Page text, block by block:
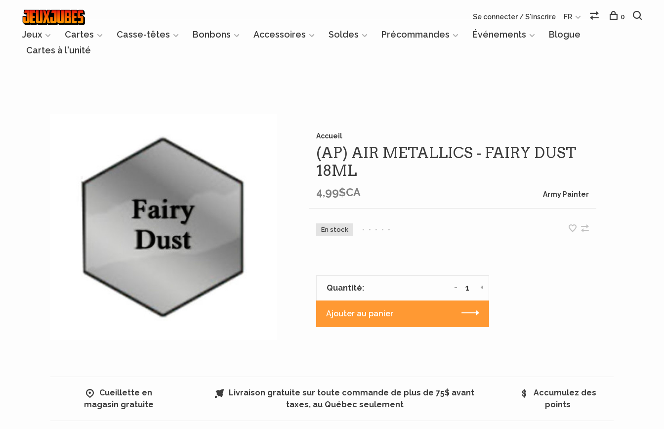
Jeux Cartes Casse-têtes Bonbons Accessoires Soldes Précommandes Événements
Blogue
Cartes à l'unité
Se connecter / S'inscrire FR 0
Accueil
(AP) AIR METALLICS - FAIRY DUST
18ML
4,99$CA Army Painter
En stock • • • • •
Quantité: +
-
Ajouter au panier
Cueillette en
magasin gratuite
Livraison gratuite sur toute commande de plus de 75$ avant
taxes, au Québec seulement
Accumulez des
points